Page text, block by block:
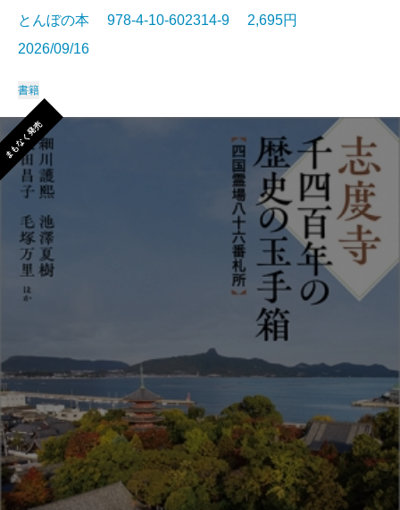
とんぼの本 978-4-10-602314-9 2,695円
2026/09/16
書籍
まもなく発売